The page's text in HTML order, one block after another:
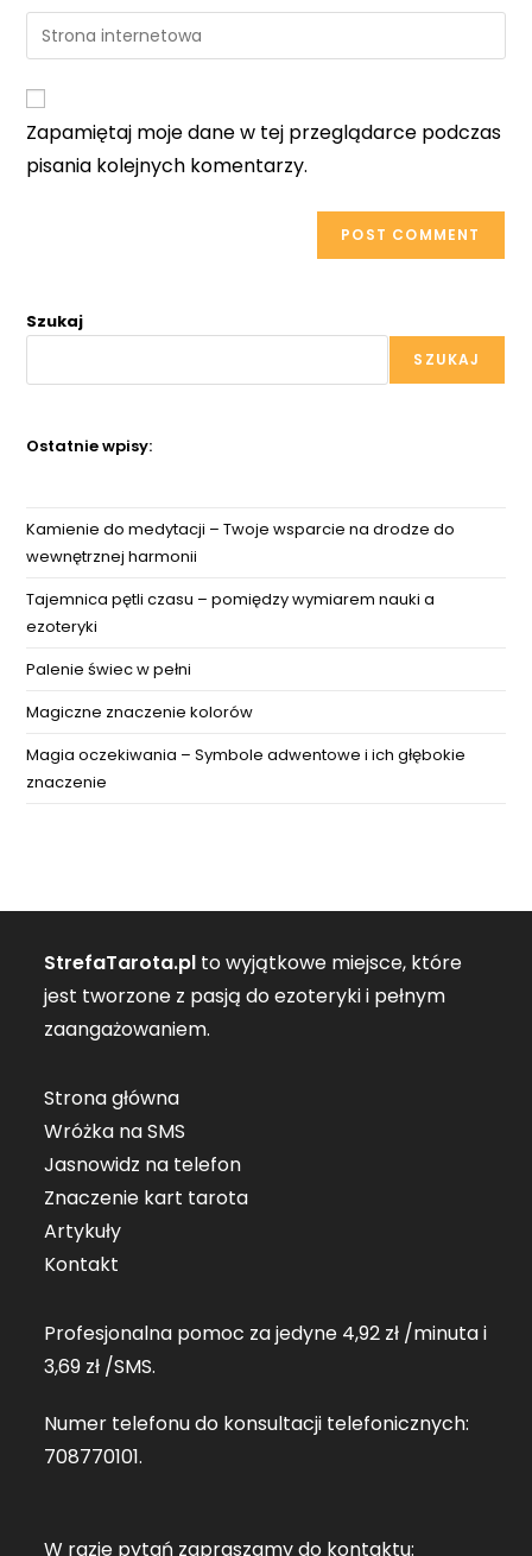
to
comment
email
address
comment
Enter
your
website
URL
(optional)
Zapamiętaj moje dane w tej przeglądarce podczas
pisania kolejnych komentarzy.
Szukaj
SZUKAJ
Ostatnie wpisy:
Kamienie do medytacji – Twoje wsparcie na drodze do
wewnętrznej harmonii
Tajemnica pętli czasu – pomiędzy wymiarem nauki a
ezoteryki
Palenie świec w pełni
Magiczne znaczenie kolorów
Magia oczekiwania – Symbole adwentowe i ich głębokie
znaczenie
StrefaTarota.pl to wyjątkowe miejsce, które
jest tworzone z pasją do ezoteryki i pełnym
zaangażowaniem.
Strona główna
Wróżka na SMS
Jasnowidz na telefon
Znaczenie kart tarota
Artykuły
Kontakt
Profesjonalna pomoc za jedyne 4,92 zł /minuta i
3,69 zł /SMS.
Numer telefonu do konsultacji telefonicznych:
708770101.
W razie pytań zapraszamy do kontaktu: